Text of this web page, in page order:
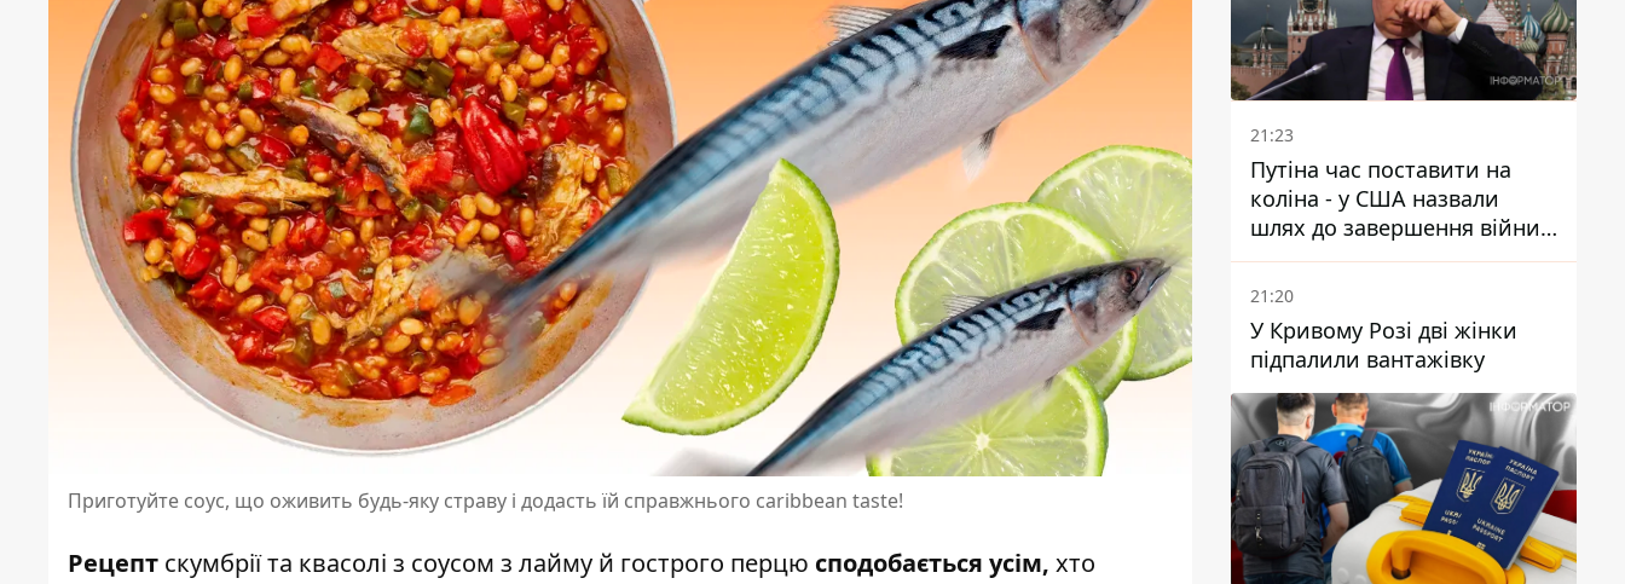
Приготуйте соус, що оживить будь-яку страву і додасть їй справжнього сaribbean taste!
Рецепт скумбрії та квасолі з соусом з лайму й гострого перцю сподобається усім, хто
21:23
Путіна час поставити на
коліна - у США назвали
шлях до завершення війни -
National Security Journal
21:20
У Кривому Розі дві жінки
підпалили вантажівку